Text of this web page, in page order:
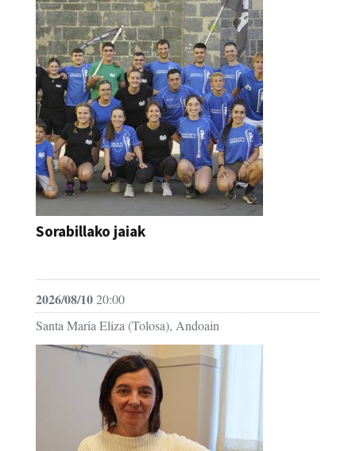
Sorabillako jaiak
2026/08/1020:00
Santa Maria Eliza (Tolosa), Andoain